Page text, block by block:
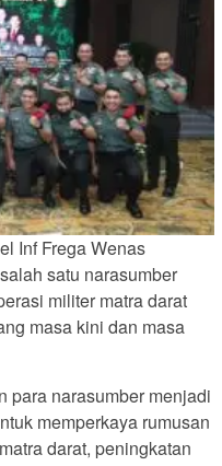
Inf Frega Wenas
satu narasumber
militer matra darat
masa kini dan masa
para narasumber menjadi
memperkaya rumusan
darat, peningkatan